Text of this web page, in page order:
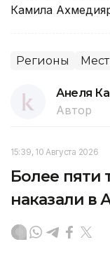
Камила
Регионы
Анеля
Автор
15:39, 10 Августа 2026
Более пяти
наказали в